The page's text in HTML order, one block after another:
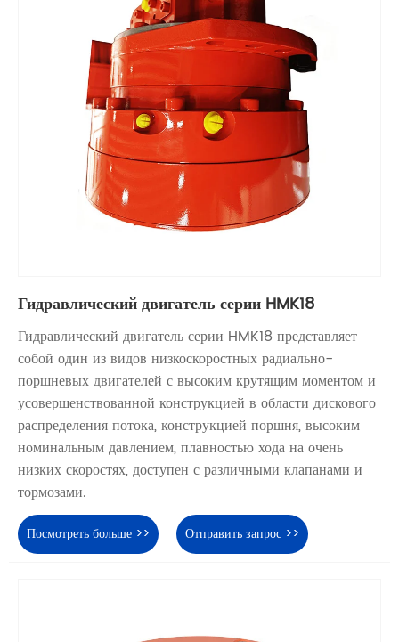
Гидравлический двигатель серии HMK18
Гидравлический двигатель серии HMK18 представляет
собой один из видов низкоскоростных радиально-
поршневых двигателей с высоким крутящим моментом и
усовершенствованной конструкцией в области дискового
распределения потока, конструкцией поршня, высоким
номинальным давлением, плавностью хода на очень
низких скоростях, доступен с различными клапанами и
тормозами.
Посмотреть больше >> Отправить запрос >>